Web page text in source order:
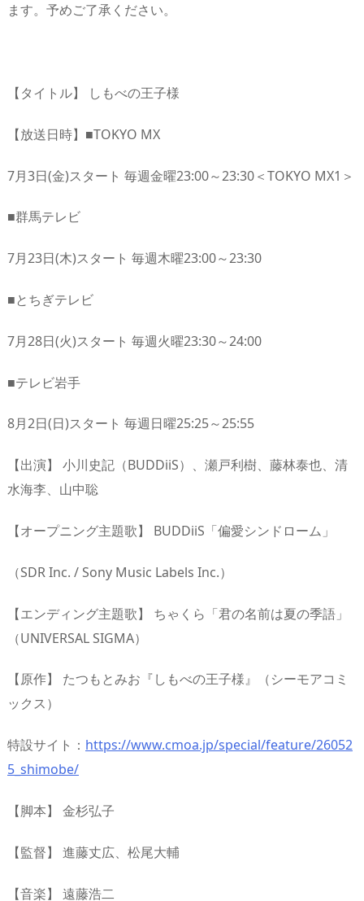
ます。予めご了承ください。
【タイトル】 しもべの王子様
【放送日時】■TOKYO MX
7月3日(金)スタート 毎週金曜23:00～23:30＜TOKYO MX1＞
■群馬テレビ
7月23日(木)スタート 毎週木曜23:00～23:30
■とちぎテレビ
7月28日(火)スタート 毎週火曜23:30～24:00
■テレビ岩手
8月2日(日)スタート 毎週日曜25:25～25:55
【出演】 小川史記（BUDDiiS）、瀬戸利樹、藤林泰也、清
水海李、山中聡
【オープニング主題歌】 BUDDiiS「偏愛シンドローム」
（SDR Inc. / Sony Music Labels Inc.）
【エンディング主題歌】 ちゃくら「君の名前は夏の季語」
（UNIVERSAL SIGMA）
【原作】 たつもとみお『しもべの王子様』（シーモアコミ
ックス）
特設サイト： https://www.cmoa.jp/special/feature/26052
5_shimobe/
【脚本】 金杉弘子
【監督】 進藤丈広、松尾大輔
【音楽】 遠藤浩二